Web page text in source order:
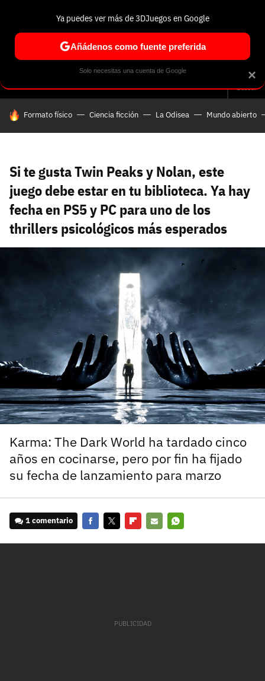
Buscar
HOY SE HABLA DE
Formato físico Ciencia ficción La Odisea Mundo abierto
Si te gusta Twin Peaks y Nolan, este
juego debe estar en tu biblioteca. Ya hay
fecha en PS5 y PC para uno de los
thrillers psicológicos más esperados
Karma: The Dark World ha tardado cinco
años en cocinarse, pero por fin ha fijado
su fecha de lanzamiento para marzo
1 comentario
Entra en 3DJuegos
Correo electrónico
Contraseña
Iniciar sesión Recuperar contraseña
Entra con Google
¿Todavía no tienes cuenta?
Regístrate gratis
El inicio de sesión con Facebook ya no está
disponible, pero puedes seguir usando tu cuenta
de 3DJuegos:
Recupera tu acceso con Facebook
Regístrate en 3DJuegos
Correo electrónico
Contraseña (mínimo 6 caracteres)
Nombre de usuario
Se usa para la dirección de tu página de usuario.
caracteres, se pueden usar números (no como
carácter inicial), pero no mayúsculas, espacios, tildes
o caracteres especiales.
He leído y acepto lapolitica de privacidad y
de participación
Registrarse en 3DJuegos
Entra con Google
¿Ya tienes cuenta?
Recuperar contraseña
Correo electrónico
Recuperar contraseña Cancelar
Te enviaremos un correo electrónico con un
Facebook:
Recuperar contraseña
×
Ya puedes ver más de 3DJuegos en Google
Añádenos como fuente preferida
Solo necesitas una cuenta de Google